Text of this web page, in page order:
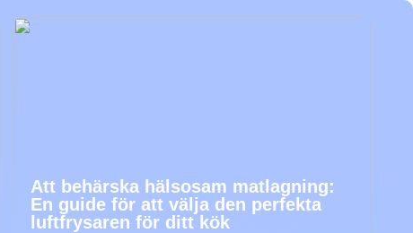
Att behärska hälsosam matlagning:
En guide för att välja den perfekta
luftfrysaren för ditt kök